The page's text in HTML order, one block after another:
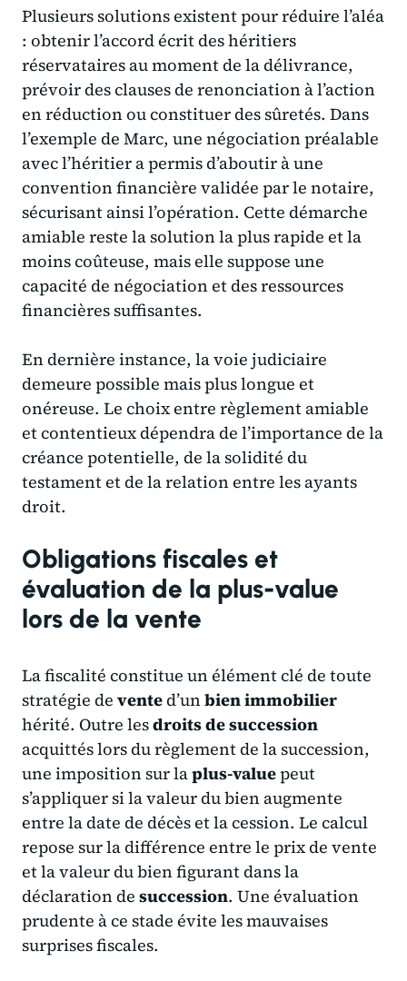
Plusieurs solutions existent pour réduire l’aléa
: obtenir l’accord écrit des héritiers
réservataires au moment de la délivrance,
prévoir des clauses de renonciation à l’action
en réduction ou constituer des sûretés. Dans
l’exemple de Marc, une négociation préalable
avec l’héritier a permis d’aboutir à une
convention financière validée par le notaire,
sécurisant ainsi l’opération. Cette démarche
amiable reste la solution la plus rapide et la
moins coûteuse, mais elle suppose une
capacité de négociation et des ressources
financières suffisantes.
En dernière instance, la voie judiciaire
demeure possible mais plus longue et
onéreuse. Le choix entre règlement amiable
et contentieux dépendra de l’importance de la
créance potentielle, de la solidité du
testament et de la relation entre les ayants
droit.
Obligations fiscales et
évaluation de la plus-value
lors de la vente
La fiscalité constitue un élément clé de toute
stratégie de vented’unbien immobilier
hérité. Outre lesdroits de succession
acquittés lors du règlement de la succession,
une imposition sur laplus-valuepeut
s’appliquer si la valeur du bien augmente
entre la date de décès et la cession. Le calcul
repose sur la différence entre le prix de vente
et la valeur du bien figurant dans la
déclaration de succession. Une évaluation
prudente à ce stade évite les mauvaises
surprises fiscales.